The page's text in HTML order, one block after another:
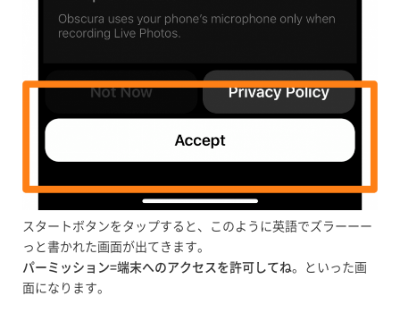
スタートボタンをタップすると、このように英語でズラーーー
っと書かれた画面が出てきます。
パーミッション=端末へのアクセスを許可してね。といった画
面になります。